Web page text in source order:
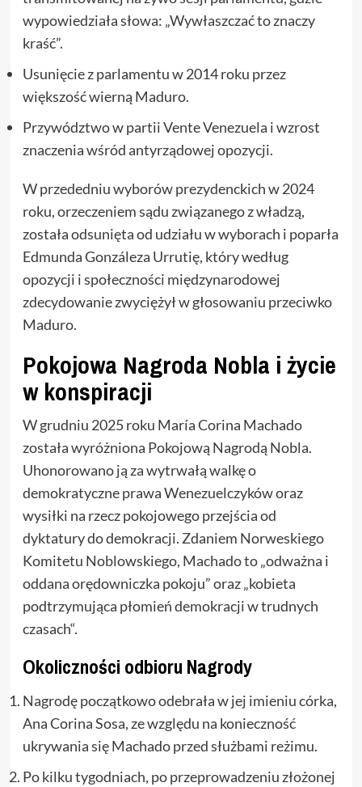
wypowiedziała słowa: „Wywłaszczać to znaczy
kraść”.
Usunięcie z parlamentu w 2014 roku przez
większość wierną Maduro.
Przywództwo w partii Vente Venezuela i wzrost
znaczenia wśród antyrządowej opozycji.
W przededniu wyborów prezydenckich w 2024
roku, orzeczeniem sądu związanego z władzą,
została odsunięta od udziału w wyborach i poparła
Edmunda Gonzáleza Urrutię, który według
opozycji i społeczności międzynarodowej
zdecydowanie zwyciężył w głosowaniu przeciwko
Maduro.
Pokojowa Nagroda Nobla i życie
w konspiracji
W grudniu 2025 roku María Corina Machado
została wyróżniona Pokojową Nagrodą Nobla.
Uhonorowano ją za wytrwałą walkę o
demokratyczne prawa Wenezuelczyków oraz
wysiłki na rzecz pokojowego przejścia od
dyktatury do demokracji. Zdaniem Norweskiego
Komitetu Noblowskiego, Machado to „odważna i
oddana orędowniczka pokoju” oraz „kobieta
podtrzymująca płomień demokracji w trudnych
czasach“.
Okoliczności odbioru Nagrody
Nagrodę początkowo odebrała w jej imieniu córka,
Ana Corina Sosa, ze względu na konieczność
ukrywania się Machado przed służbami reżimu.
Po kilku tygodniach, po przeprowadzeniu złożonej